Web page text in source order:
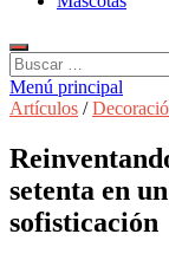
Buscar:
Menú principal
Artículos /
setenta en
sofisticación